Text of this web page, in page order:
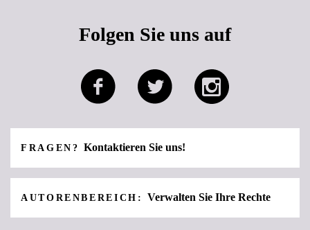
Folgen Sie uns auf
FRAGEN?Kontaktieren Sie uns!
AUTORENBEREICH:Verwalten Sie Ihre Rechte